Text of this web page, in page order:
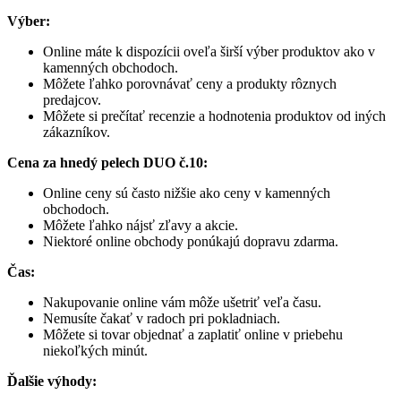
Výber:
Online máte k dispozícii oveľa širší výber produktov ako v
kamenných obchodoch.
Môžete ľahko porovnávať ceny a produkty rôznych
predajcov.
Môžete si prečítať recenzie a hodnotenia produktov od iných
zákazníkov.
Cena za hnedý pelech DUO č.10:
Online ceny sú často nižšie ako ceny v kamenných
obchodoch.
Môžete ľahko nájsť zľavy a akcie.
Niektoré online obchody ponúkajú dopravu zdarma.
Čas:
Nakupovanie online vám môže ušetriť veľa času.
Nemusíte čakať v radoch pri pokladniach.
Môžete si tovar objednať a zaplatiť online v priebehu
niekoľkých minút.
Ďalšie výhody: